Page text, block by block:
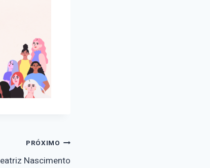
PRÓXIMO
Nascimento